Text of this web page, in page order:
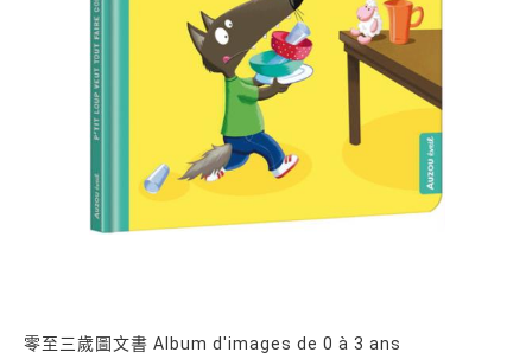
零至三歲圖文書 Album d'images de 0 à 3 ans